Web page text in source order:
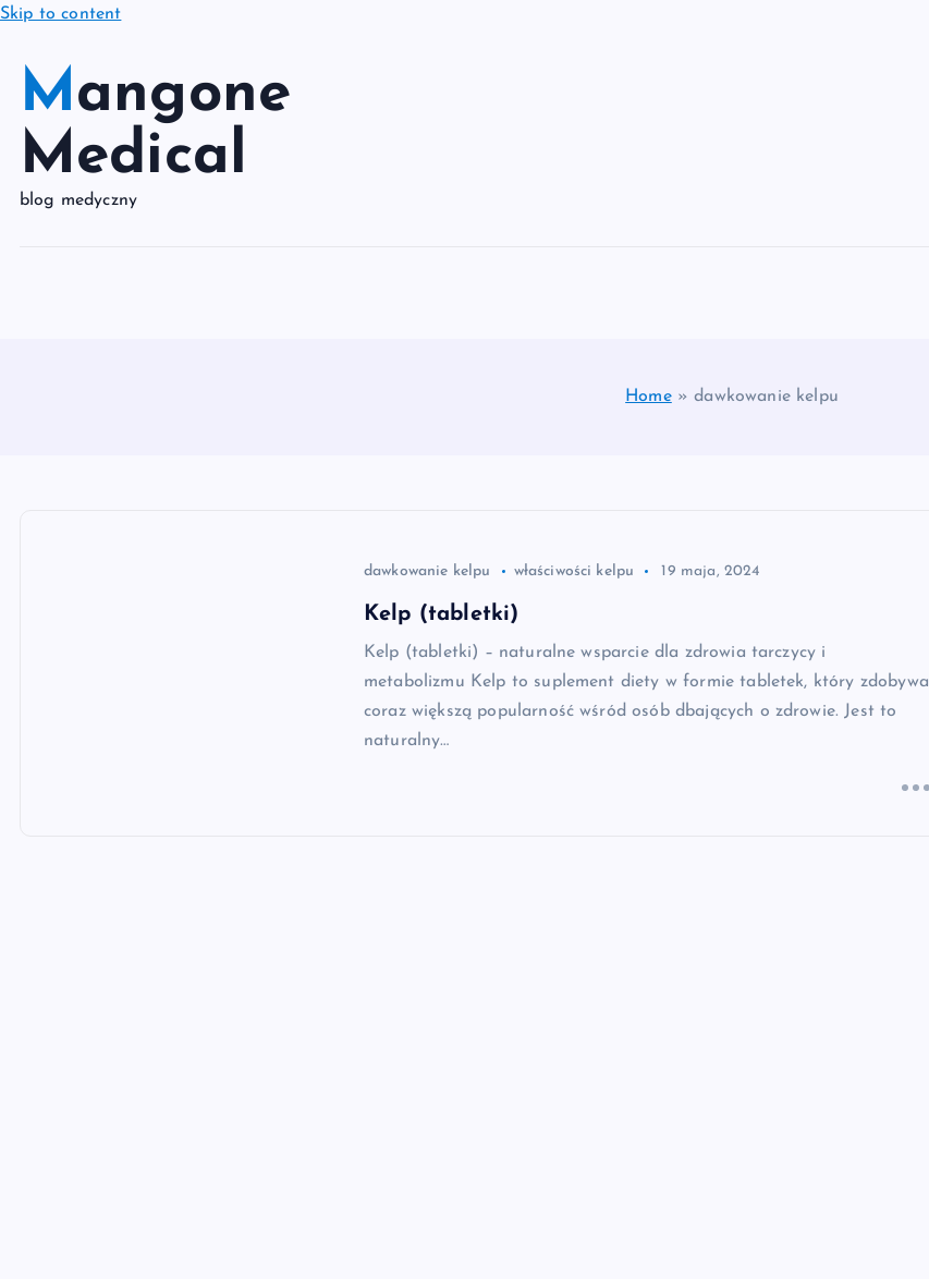
Skip to content
Mangone
Medical
blog medyczny
Home»dawkowanie kelpu
dawkowanie kelpu właściwości kelpu 19 maja, 2024
Kelp (tabletki)
Kelp (tabletki) – naturalne wsparcie dla zdrowia tarczycy i
metabolizmu Kelp to suplement diety w formie tabletek, który zdobywa
coraz większą popularność wśród osób dbających o zdrowie. Jest to
naturalny…